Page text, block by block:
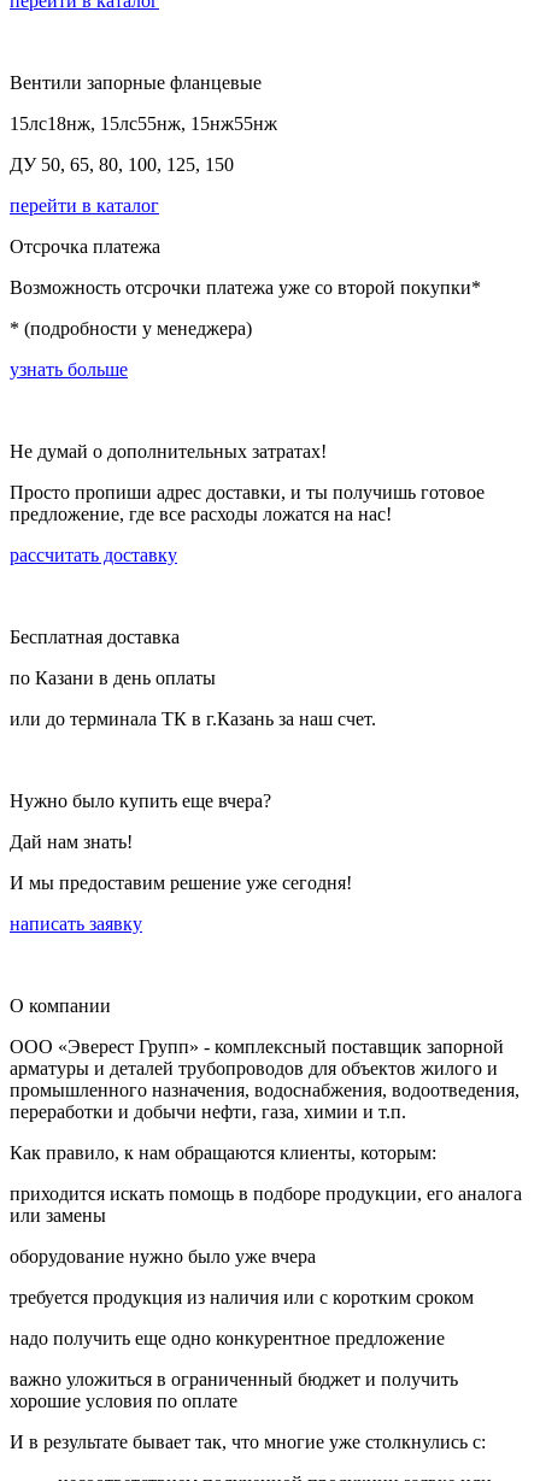
Вентили запорные фланцевые
15лс18нж, 15лс55нж, 15нж55нж
ДУ 50, 65, 80, 100, 125, 150
перейти в каталог
Отсрочка платежа
Возможность отсрочки платежа уже со второй покупки*
* (подробности у менеджера)
узнать больше
Не думай о дополнительных затратах!
Просто пропиши адрес доставки, и ты получишь готовое
предложение, где все расходы ложатся на нас!
рассчитать доставку
Бесплатная доставка
по Казани в день оплаты
или до терминала ТК в г.Казань за наш счет.
Нужно было купить еще вчера?
Дай нам знать!
И мы предоставим решение уже сегодня!
написать заявку
О компании
ООО «Эверест Групп» - комплексный поставщик запорной
арматуры и деталей трубопроводов для объектов жилого и
промышленного назначения, водоснабжения, водоотведения,
переработки и добычи нефти, газа, химии и т.п.
Как правило, к нам обращаются клиенты, которым:
приходится искать помощь в подборе продукции, его аналога
или замены
оборудование нужно было уже вчера
требуется продукция из наличия или с коротким сроком
надо получить еще одно конкурентное предложение
важно уложиться в ограниченный бюджет и получить
хорошие условия по оплате
И в результате бывает так, что многие уже столкнулись с: